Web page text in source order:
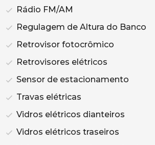
Rádio FM/AM
Regulagem de Altura do Banco
Retrovisor fotocrômico
Retrovisores elétricos
Sensor de estacionamento
Travas elétricas
Vidros elétricos dianteiros
Vidros elétricos traseiros